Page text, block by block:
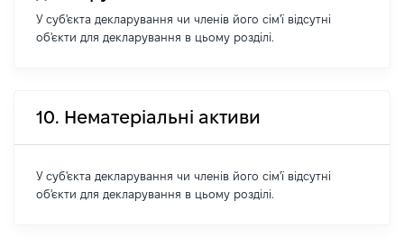
У суб'єкта декларування чи членів його сім'ї відсутні
об'єкти для декларування в цьому розділі.
10. Нематеріальні активи
У суб'єкта декларування чи членів його сім'ї відсутні
об'єкти для декларування в цьому розділі.